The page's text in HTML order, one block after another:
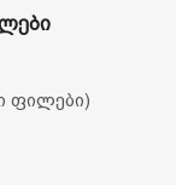
ფილები)